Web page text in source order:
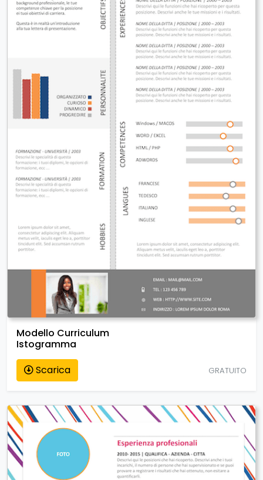
Modello Curriculum
Istogramma
Scarica
GRATUITO